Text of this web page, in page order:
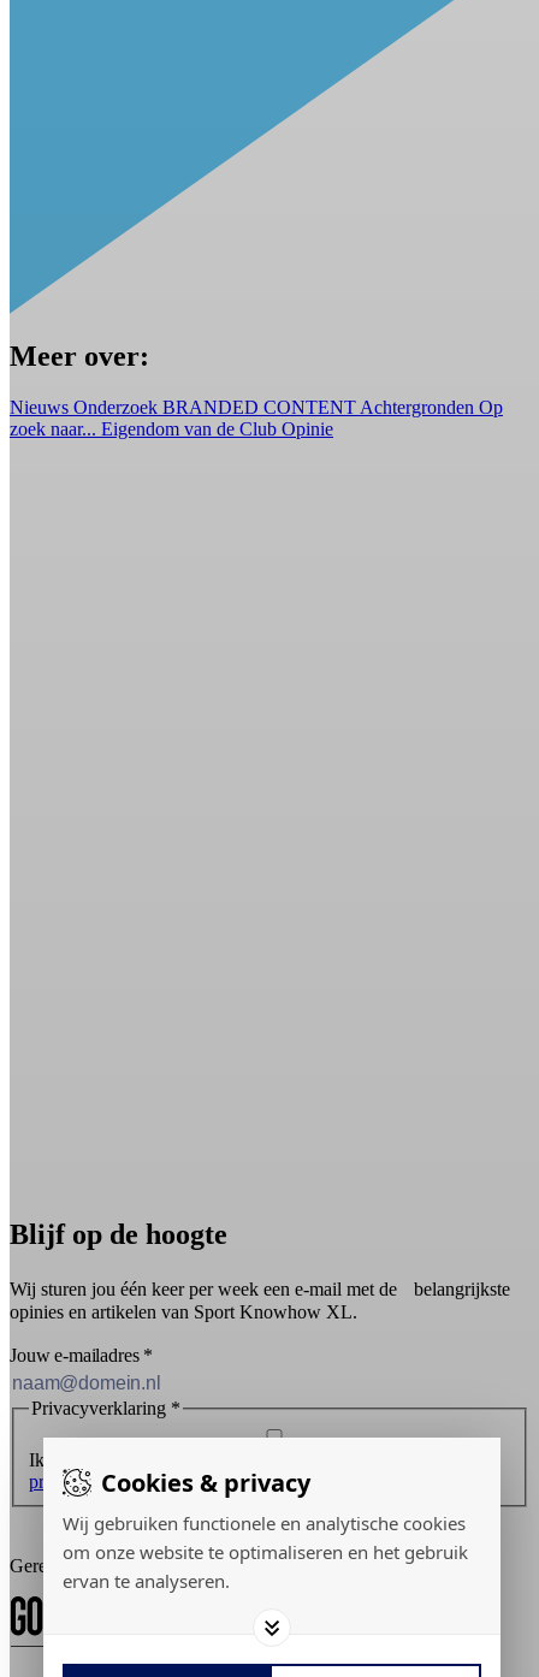
Cookies & privacy
Wij gebruiken functionele en analytische cookies
om onze website te optimaliseren en het gebruik
ervan te analyseren.
Meer over:
Nieuws Onderzoek BRANDED CONTENT Achtergronden Op
zoek naar... Eigendom van de Club Opinie
Blijf op de hoogte
Wij sturen jou één keer per week een e-mail met de belangrijkste
opinies en artikelen van Sport Knowhow XL.
Jouw e-mailadres *
Privacyverklaring *
Ik ontvang graag de nieuwsbrief en ga akkoord met de
privacyverklaring.
Inschrijven
Gerealiseerd door: